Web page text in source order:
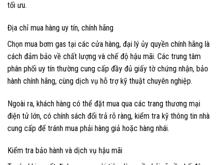
tối ưu.
Địa chỉ mua hàng uy tín, chính hãng
Chọn mua bơm gas tại các cửa hàng, đại lý ủy quyền chính hãng là
cách đảm bảo về chất lượng và chế độ hậu mãi. Các trung tâm
phân phối uy tín thường cung cấp đầy đủ giấy tờ chứng nhận, bảo
hành chính hãng, cùng dịch vụ hỗ trợ kỹ thuật chuyên nghiệp.
Ngoài ra, khách hàng có thể đặt mua qua các trang thương mại
điện tử lớn, có chính sách đổi trả rõ ràng, kiểm tra kỹ thông tin nhà
cung cấp để tránh mua phải hàng giả hoặc hàng nhái.
Kiểm tra bảo hành và dịch vụ hậu mãi